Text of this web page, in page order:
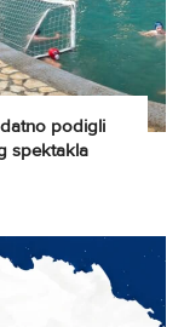
podigli
spektakla